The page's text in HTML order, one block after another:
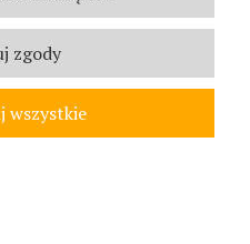
zgody
wszystkie